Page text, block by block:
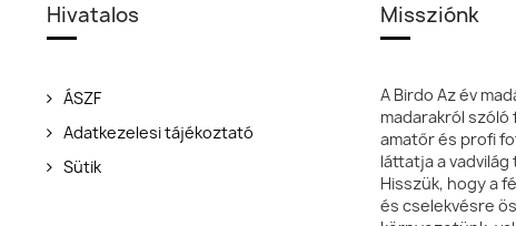
Hivatalos
ÁSZF
Adatkezelesi tájékoztató
Sütik
Missziónk
A Birdo Az év
madarakról
amatőr és profi
láttatja a
Hisszük, hogy a
és cselekvésre